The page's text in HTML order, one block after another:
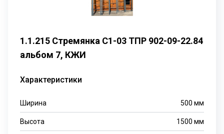
1.1.215 Стремянка С1-03 ТПР 902-09-22.84
альбом 7, КЖИ
Характеристики
Ширина 500 мм
Высота 1500 мм